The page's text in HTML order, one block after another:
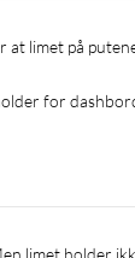
at limet på
for
limet holder